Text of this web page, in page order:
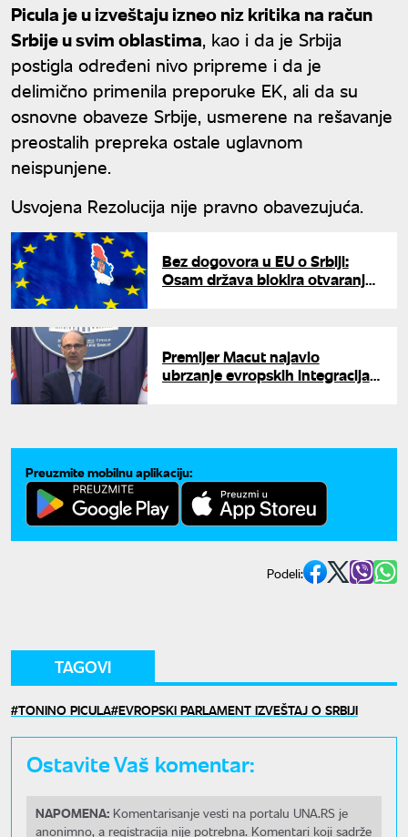
Picula je u izveštaju izneo niz kritika na račun
Srbije u svim oblastima, kao i da je Srbija
postigla određeni nivo pripreme i da je
delimično primenila preporuke EK, ali da su
osnovne obaveze Srbije, usmerene na rešavanje
preostalih prepreka ostale uglavnom
neispunjene.
Usvojena Rezolucija nije pravno obavezujuća.
Bez dogovora u EU o Srbiji:
Osam država blokira otvaranje
Premijer Macut najavio
ubrzanje evropskih integracija:
Preuzmite mobilnu aplikaciju:
Podeli:
TAGOVI
TONINO PICULA EVROPSKI PARLAMENT IZVEŠTAJ O SRBIJI
Ostavite Vaš komentar:
NAPOMENA: Komentarisanje vesti na portalu UNA.RS je
anonimno, a registracija nije potrebna. Komentari koji sadrže